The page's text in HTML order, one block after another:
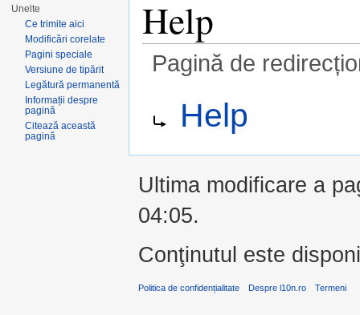
Help
Pagină de
Help
Unelte
Ce trimite aici
Modificări corelate
Pagini speciale
Versiune de tipărit
Legătură permanentă
Informații despre
pagină
Citează această
pagină
Ultima modificare a
04:05.
Conţinutul este
Politica de confidențialitate Despre l10n.ro Termeni